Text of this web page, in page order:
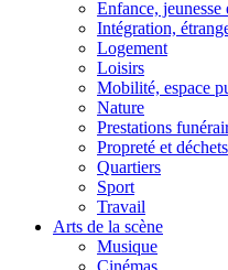
Enfance, jeunesse
Intégration,
Logement
Loisirs
Mobilité, espace
Nature
Prestations
Propreté et déchets
Quartiers
Sport
Travail
Arts de la scène
Musique
Cinémas